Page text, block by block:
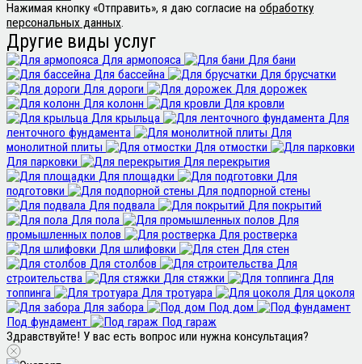
Нажимая кнопку «Отправить», я даю согласие на обработку
персональных данных.
Другие виды услуг
Для армопояса
Для бани
Для бассейна
Для брусчатки
Для дороги
Для дорожек
Для колонн
Для кровли
Для крыльца
Для
ленточного фундамента
Для
монолитной плиты
Для отмостки
Для парковки
Для перекрытия
Для площадки
Для
подготовки
Для подпорной стены
Для подвала
Для покрытий
Для пола
Для
промышленных полов
Для ростверка
Для шлифовки
Для стен
Для столбов
Для
строительства
Для стяжки
Для
топпинга
Для тротуара
Для цоколя
Для забора
Под дом
Под фундамент
Под гараж
Здравствуйте! У вас есть вопрос или нужна консультация?